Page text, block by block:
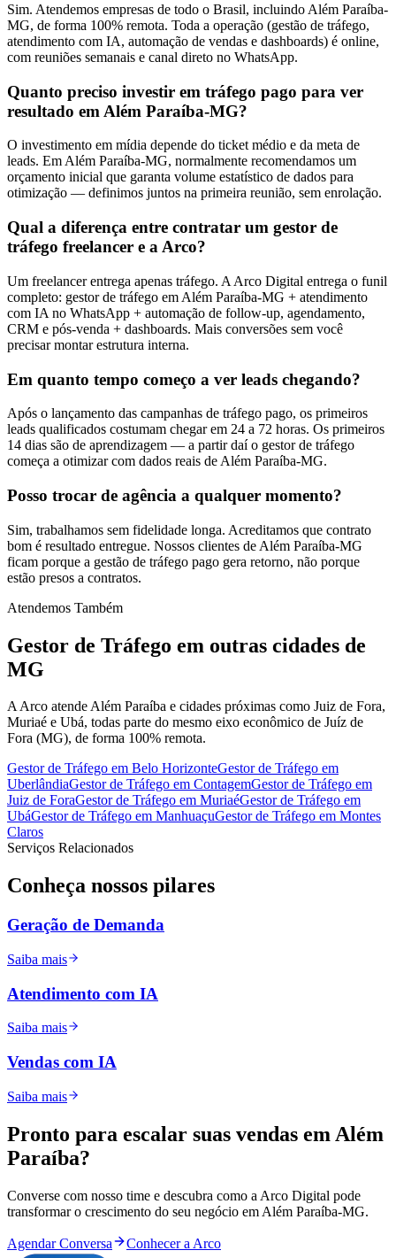
Sim. Atendemos empresas de todo o Brasil, incluindo Além Paraíba-
MG, de forma 100% remota. Toda a operação (gestão de tráfego,
atendimento com IA, automação de vendas e dashboards) é online,
com reuniões semanais e canal direto no WhatsApp.
Quanto preciso investir em tráfego pago para ver
resultado em Além Paraíba-MG?
O investimento em mídia depende do ticket médio e da meta de
leads. Em Além Paraíba-MG, normalmente recomendamos um
orçamento inicial que garanta volume estatístico de dados para
otimização — definimos juntos na primeira reunião, sem enrolação.
Qual a diferença entre contratar um gestor de
tráfego freelancer e a Arco?
Um freelancer entrega apenas tráfego. A Arco Digital entrega o funil
completo: gestor de tráfego em Além Paraíba-MG + atendimento
com IA no WhatsApp + automação de follow-up, agendamento,
CRM e pós-venda + dashboards. Mais conversões sem você
precisar montar estrutura interna.
Em quanto tempo começo a ver leads chegando?
Após o lançamento das campanhas de tráfego pago, os primeiros
leads qualificados costumam chegar em 24 a 72 horas. Os primeiros
14 dias são de aprendizagem — a partir daí o gestor de tráfego
começa a otimizar com dados reais de Além Paraíba-MG.
Posso trocar de agência a qualquer momento?
Sim, trabalhamos sem fidelidade longa. Acreditamos que contrato
bom é resultado entregue. Nossos clientes de Além Paraíba-MG
ficam porque a gestão de tráfego pago gera retorno, não porque
estão presos a contratos.
Atendemos Também
Gestor de Tráfego em outras cidades de
MG
A Arco atende Além Paraíba e cidades próximas como Juiz de Fora,
Muriaé e Ubá, todas parte do mesmo eixo econômico de Juíz de
Fora (MG), de forma 100% remota.
Gestor de Tráfego em Belo HorizonteGestor de Tráfego em
UberlândiaGestor de Tráfego em ContagemGestor de Tráfego em
Juiz de ForaGestor de Tráfego em MuriaéGestor de Tráfego em
UbáGestor de Tráfego em ManhuaçuGestor de Tráfego em Montes
Claros
Serviços Relacionados
Conheça nossos pilares
Geração de Demanda
Saiba mais
Atendimento com IA
Saiba mais
Vendas com IA
Saiba mais
Pronto para escalar suas vendas em Além
Paraíba?
Converse com nosso time e descubra como a Arco Digital pode
transformar o crescimento do seu negócio em Além Paraíba-MG.
Agendar Conversa Conhecer a Arco